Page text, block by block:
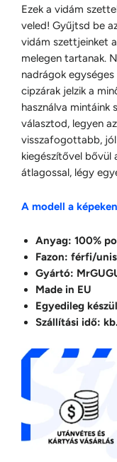
Ezek a vidám
veled! Gyűjtsd be
vidám szettjeinket
melegen tartanak.
nadrágok
cipzárak jelzik a
használva mintáink
választod, legyen
visszafogottabb,
kiegészítővel bővül
átlagossal, légy
A modell a
Anyag: 100%
Fazon: férfi/
Gyártó:
Made in EU
Egyedileg
Szállítási idő: